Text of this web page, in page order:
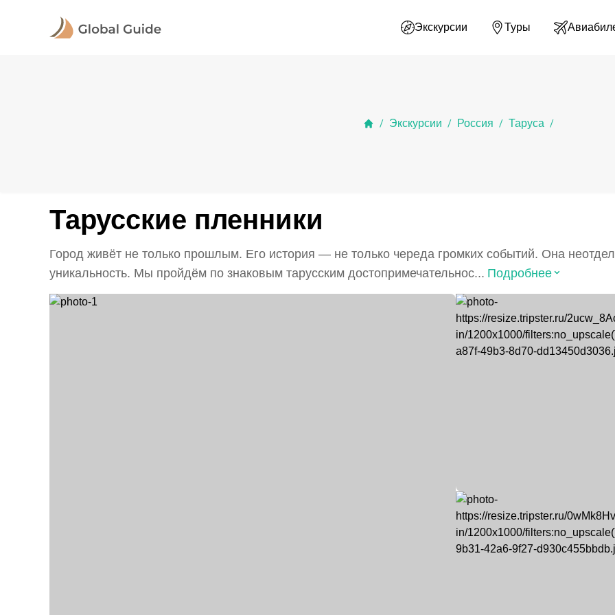
Экскурсии Туры
/ Экскурсии / Россия / Таруса /
Тарусские пленники
Город живёт не только прошлым. Его история — не только череда громких событий. Она
уникальность. Мы пройдём по знаковым тарусским достопримечательнос... Подробнее⌃